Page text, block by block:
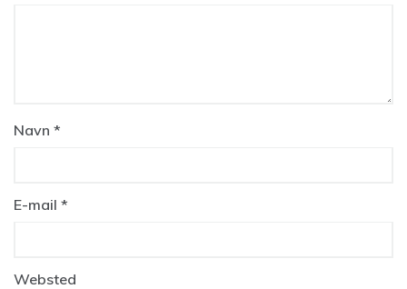
Navn *
E-mail *
Websted